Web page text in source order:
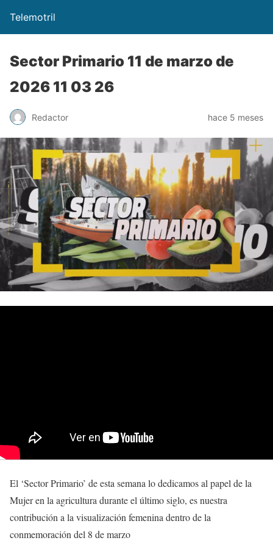
Telemotril
Sector Primario 11 de marzo de
2026 11 03 26
Redactor hace 5 meses
El ‘Sector Primario’ de esta semana lo dedicamos al papel de la
Mujer en la agricultura durante el último siglo, es nuestra
contribución a la visualización femenina dentro de la
conmemoración del 8 de marzo